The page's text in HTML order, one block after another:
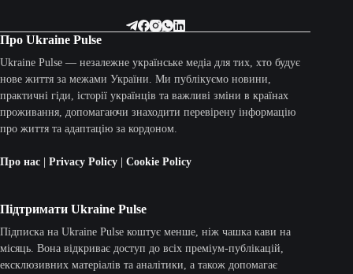
Про Ukraine Pulse
Ukraine Pulse — незалежне українське медіа для тих, хто будує
нове життя за межами України. Ми публікуємо новини,
практичні гіди, історії українців та важливі зміни в країнах
проживання, допомагаючи знаходити перевірену інформацію
про життя та адаптацію за кордоном.
Про нас Privacy Policy Cookie Policy
Підтримати Ukraine Pulse
Підписка на Ukraine Pulse коштує менше, ніж чашка кави на
місяць. Вона відкриває доступ до всіх преміум-публікацій,
ексклюзивних матеріалів та аналітики, а також допомагає